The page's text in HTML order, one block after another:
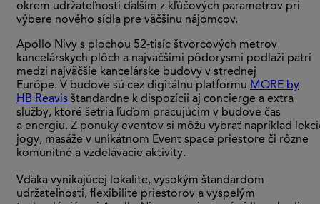
okrem udržateľnosti ďalším z kľúčových parametrov pri
výbere nového sídla pre väčšinu nájomcov.
Apollo Nivy s plochou 52-tisíc štvorcových metrov
kancelárskych plôch a najväčšími pôdorysmi podlaží patrí
medzi najväčšie kancelárske budovy v strednej
Európe. V budove sú cez digitálnu platformu MORE by
HB Reavis štandardne k dispozícii aj concierge a extra
služby, ktoré šetria ľuďom pracujúcim v budove čas
a energiu. Z ponuky eventov si môžu vybrať napríklad
jogy, masáže v unikátnom Event space priestore či rôzne
komunitné a vzdelávacie aktivity.
Vďaka vynikajúcej lokalite, vysokým štandardom
udržateľnosti, flexibilite priestorov a vyspelým